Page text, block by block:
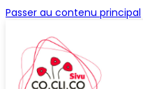
Passer au contenu principal